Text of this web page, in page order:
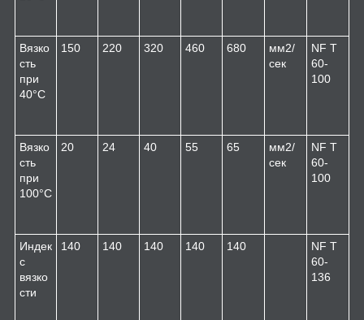
Вязко
сть
при
40°C
150 220 320 460 680 мм2/
сек
NF T
60-
100
Вязко
сть
при
100°C
20 24 40 55 65 мм2/
сек
NF T
60-
100
Индек
с
вязко
сти
140 140 140 140 140
NF T
60-
136